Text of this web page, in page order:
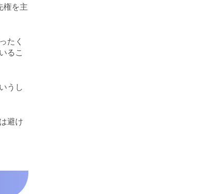
権を主
たく
るこ
うし
避け